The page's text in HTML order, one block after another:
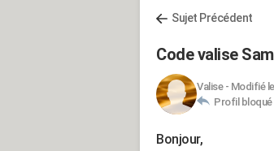
Sujet Précédent
Code valise
Valise- Modifié
Profil bloqué
Bonjour,